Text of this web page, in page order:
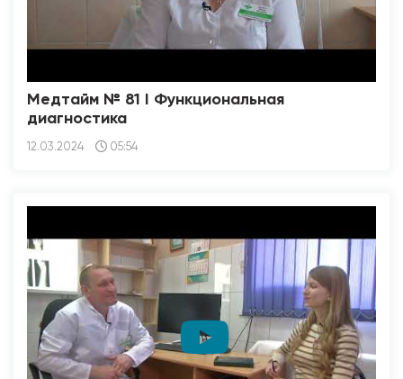
Медтайм № 81 I Функциональная
диагностика
12.03.2024 05:54